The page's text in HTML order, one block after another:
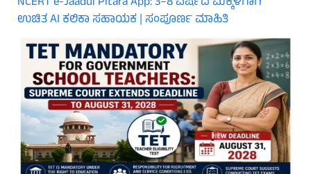
ಉಚಿತ AI ಕಲಿಕಾ ಸಹಾಯಕ | ಸಂಪೂರ್ಣ ಮಾಹಿತಿ